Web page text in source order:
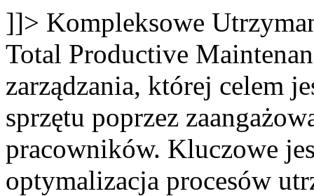
]]> Kompleksowe
Total Productive
zarządzania, której celem
sprzętu poprzez
pracowników. Kluczowe
optymalizacja procesów